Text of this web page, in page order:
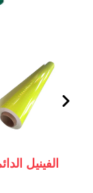
الفينيل